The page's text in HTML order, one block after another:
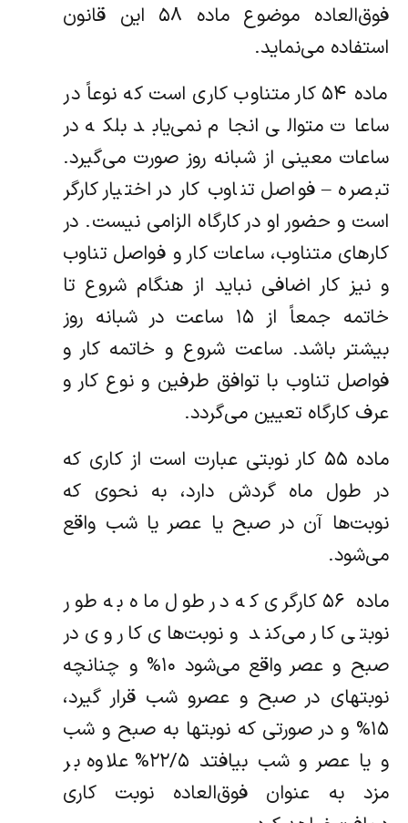
فوق‌العاده موضوع ماده ۵۸ این قانون
استفاده می‌نماید.
ماده ۵۴ کار متناوب کاری است که نوعاً در
ساعات متوالی انجام نمی‌یابد بلکه در
ساعات معینی از شبانه روز صورت می‌گیرد.
‌تبصره – فواصل تناوب کار در اختیار کارگر
است و حضور او در کارگاه الزامی نیست. در
کارهای متناوب، ساعات کار و فواصل تناوب
و نیز کار‌ اضافی نباید از هنگام شروع تا
خاتمه جمعاً از ۱۵ ساعت در شبانه روز
بیشتر باشد. ‌ساعت شروع و خاتمه کار و
فواصل تناوب با توافق طرفین و نوع کار و
عرف کارگاه تعیین می‌گردد.
ماده ۵۵ کار نوبتی عبارت است از کاری که
در طول ماه گردش دارد، به نحوی که
نوبت‌ها آن در صبح یا عصر یا شب واقع
می‌شود.
ماده ۵۶ کارگری که در طول ماه به طور
نوبتی کار می‌کند و نوبت‌های کار وی در
صبح و عصر واقع می‌شود ۱۰% و چنانچه
نوبتهای در صبح و عصر‌و شب قرار گیرد،
۱۵% و در صورتی که نوبتها به صبح و شب
و یا عصر و شب بیافتد ۲۲/۵% علاوه بر
مزد به عنوان فوق‌العاده نوبت کاری